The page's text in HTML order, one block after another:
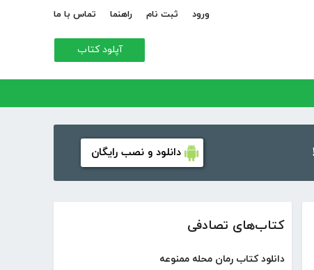
ورود ثبت نام راهنما تماس با ما
آپلود کتاب
دانلود و نصب رایگان
کتاب‌های تصادفی
دانلود کتاب رمان محله ممنوعه